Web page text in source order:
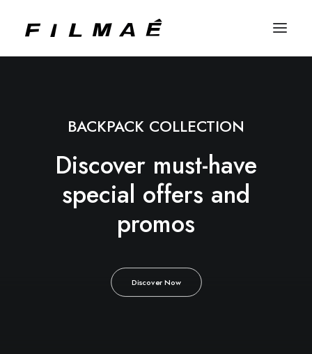
BACKPACK COLLECTION
Discover must-have
special offers and
promos
Discover Now